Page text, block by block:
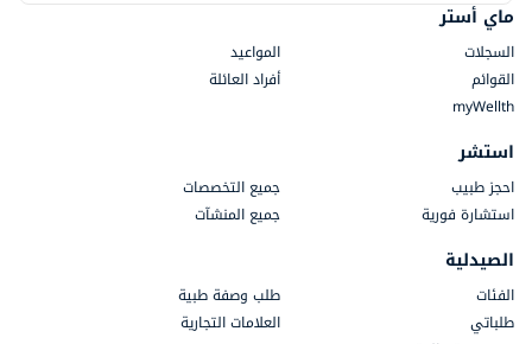
ماي أستر
السجلات
المواعيد
القوائم
أفراد العائلة
myWellth
استشر
احجز طبيب
جميع التخصصات
استشارة فورية
جميع المنشآت
الصيدلية
الفئات
طلب وصفة طبية
طلباتي
العلامات التجارية